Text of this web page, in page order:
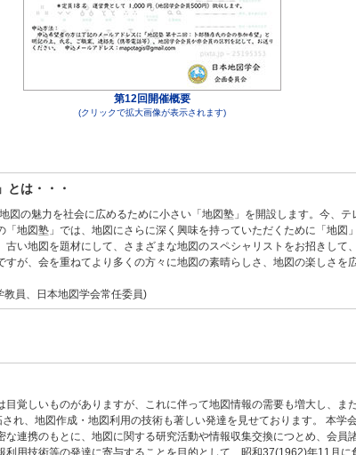
第12回開催概要
(クリックで拡大画像が表示されます)
は・・・
図の魅力を社会に広めるために小さい「地図塾」を開設します。今、テ
「地図塾」では、地図にさらに深く興味を持っていただくために「地図
古い地図を題材にして、さまざまな地図のスペシャリストをお招きして
が、会を重ねてより多くの方々に地図の素晴らしさ、地図の楽しさを
員、日本地図学会常任委員)
目覚しいものがありますが、これに伴って地図情報の需要も増大し、ま
れ、地図作成・地図利用の技術も著しい発達を見せております。 本学
な連携のもとに、地図に関する研究活動や情報収集交換につとめ、会員
利用技術等の発達に寄与することを目的として、昭和37(1962)年11月に